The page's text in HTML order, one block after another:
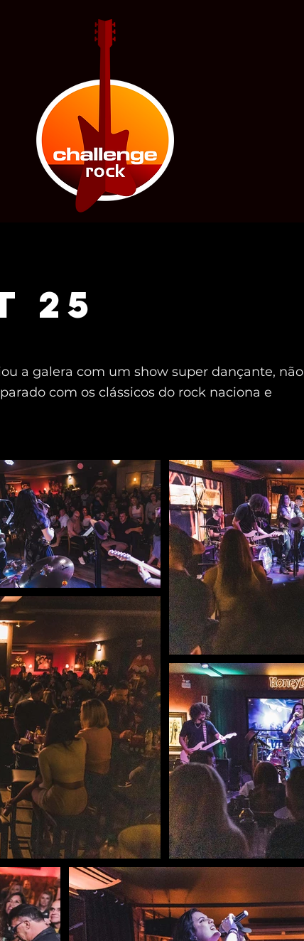
25
a galera com um show super dançante, não
com os clássicos do rock naciona e